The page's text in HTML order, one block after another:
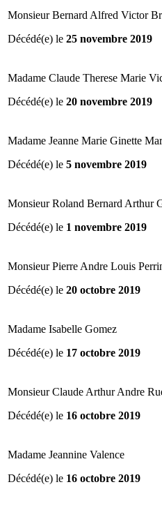
Monsieur Bernard Alfred Victor
Décédé(e) le 25 novembre 2019
Madame Claude Therese Marie
Décédé(e) le 20 novembre 2019
Madame Jeanne Marie Ginette
Décédé(e) le 5 novembre 2019
Monsieur Roland Bernard Arthur
Décédé(e) le 1 novembre 2019
Monsieur Pierre Andre Louis
Décédé(e) le 20 octobre 2019
Madame Isabelle Gomez
Décédé(e) le 17 octobre 2019
Monsieur Claude Arthur Andre
Décédé(e) le 16 octobre 2019
Madame Jeannine Valence
Décédé(e) le 16 octobre 2019